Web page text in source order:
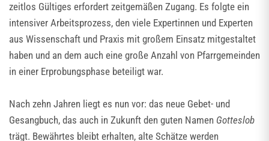
zeitlos Gültiges erfordert zeitgemäßen Zugang. Es folgte ein
intensiver Arbeitsprozess, den viele Expertinnen und Experten
aus Wissenschaft und Praxis mit großem Einsatz mitgestaltet
haben und an dem auch eine große Anzahl von Pfarrgemeinden
in einer Erprobungsphase beteiligt war.
Nach zehn Jahren liegt es nun vor: das neue Gebet- und
Gesangbuch, das auch in Zukunft den guten Namen Gotteslob
trägt. Bewährtes bleibt erhalten, alte Schätze werden